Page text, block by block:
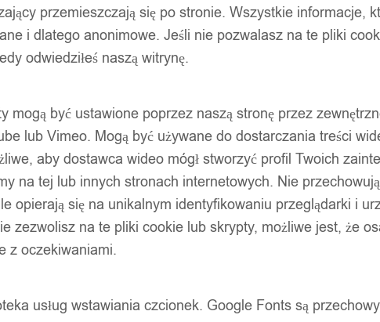
przemieszczają się po stronie. Wszystkie informacje,
i dlatego anonimowe. Jeśli nie pozwalasz na te pliki
odwiedziłeś naszą witrynę.
mogą być ustawione poprzez naszą stronę przez
lub Vimeo. Mogą być używane do dostarczania treści
aby dostawca wideo mógł stworzyć profil Twoich
na tej lub innych stronach internetowych. Nie
opierają się na unikalnym identyfikowaniu przeglądarki i
zezwolisz na te pliki cookie lub skrypty, możliwe jest, że
z oczekiwaniami.
usług wstawiania czcionek. Google Fonts są